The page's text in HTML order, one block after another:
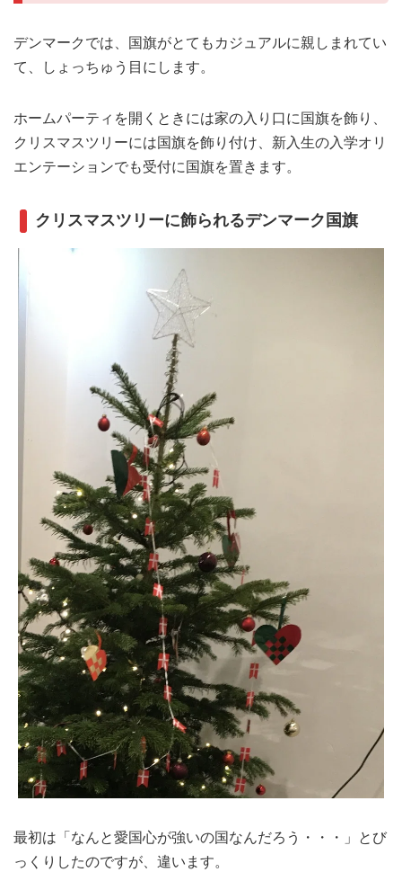
デンマークでは、国旗がとてもカジュアルに親しまれてい
て、しょっちゅう目にします。
ホームパーティを開くときには家の入り口に国旗を飾り、
クリスマスツリーには国旗を飾り付け、新入生の入学オリ
エンテーションでも受付に国旗を置きます。
クリスマスツリーに飾られるデンマーク国旗
最初は「なんと愛国心が強いの国なんだろう・・・」とび
っくりしたのですが、違います。